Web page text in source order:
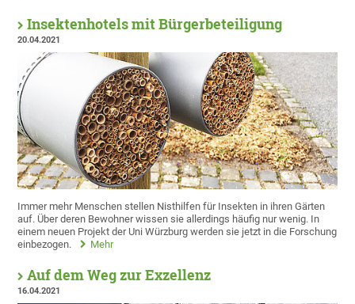
Insektenhotels mit Bürgerbeteiligung
20.04.2021
Immer mehr Menschen stellen Nisthilfen für Insekten in ihren Gärten
auf. Über deren Bewohner wissen sie allerdings häufig nur wenig. In
einem neuen Projekt der Uni Würzburg werden sie jetzt in die Forschung
einbezogen.
Mehr
Auf dem Weg zur Exzellenz
16.04.2021